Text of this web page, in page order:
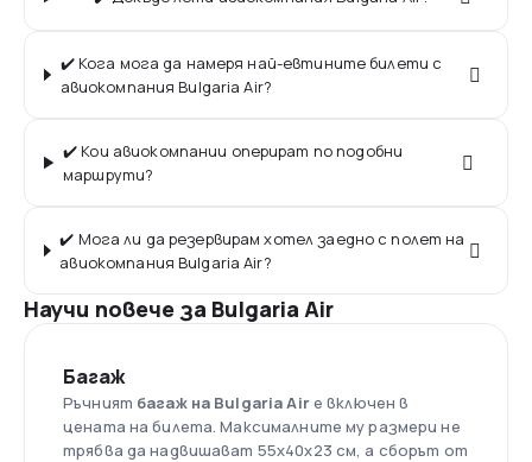
✔️ Кога мога да намеря най-евтините билети с
авиокомпания Bulgaria Air?
✔️ Кои авиокомпании оперират по подобни
маршрути?
✔️ Мога ли да резервирам хотел заедно с полет на
авиокомпания Bulgaria Air?
Научи повече за Bulgaria Air
Багаж
Ръчният багаж на Bulgaria Airе включен в
цената на билета. Максималните му размери не
трябва да надвишават 55x40x23 см, а сборът от